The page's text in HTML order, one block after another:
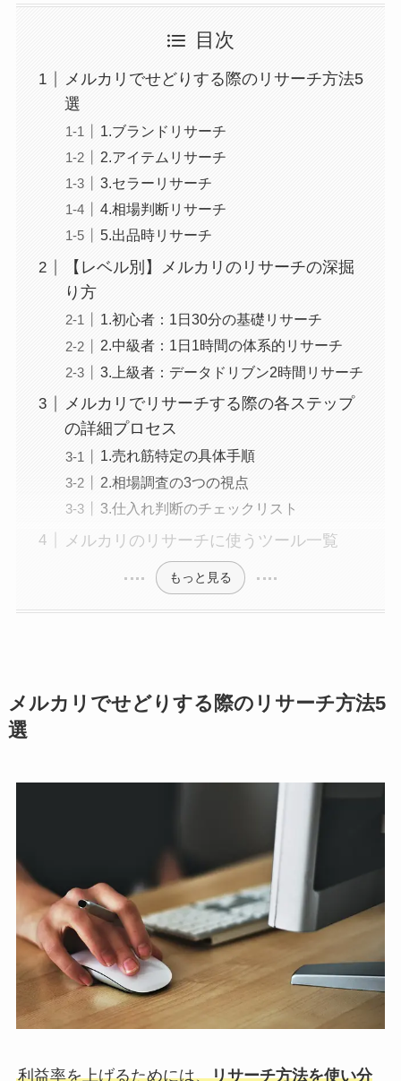
目次
メルカリでせどりする際のリサーチ方法5
選
1.ブランドリサーチ
2.アイテムリサーチ
3.セラーリサーチ
4.相場判断リサーチ
5.出品時リサーチ
【レベル別】メルカリのリサーチの深掘
り方
1.初心者：1日30分の基礎リサーチ
2.中級者：1日1時間の体系的リサーチ
3.上級者：データドリブン2時間リサーチ
メルカリでリサーチする際の各ステップ
の詳細プロセス
1.売れ筋特定の具体手順
2.相場調査の3つの視点
3.仕入れ判断のチェックリスト
メルカリのリサーチに使うツール一覧
もっと見る
メルカリでせどりする際のリサーチ方法5
選
利益率を上げるためには、リサーチ方法を使い分